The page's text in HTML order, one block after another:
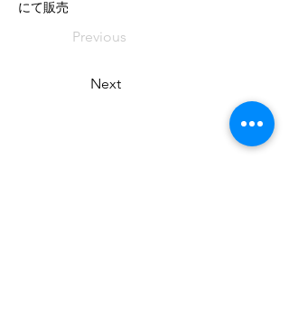
にて販売
Previous
Next